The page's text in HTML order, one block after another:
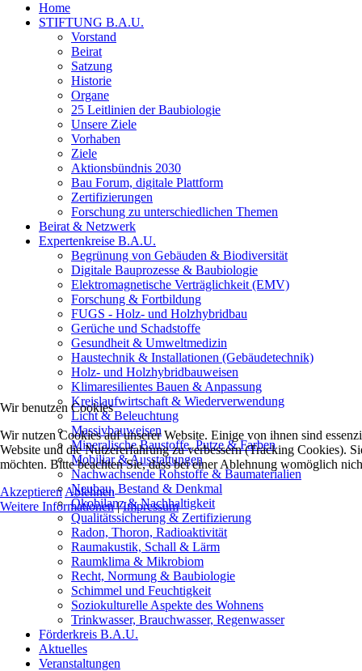
Home
STIFTUNG B.A.U.
Vorstand
Beirat
Satzung
Historie
Organe
25 Leitlinien der Baubiologie
Unsere Ziele
Vorhaben
Ziele
Aktionsbündnis 2030
Bau Forum, digitale Plattform
Zertifizierungen
Forschung zu unterschiedlichen Themen
Beirat & Netzwerk
Expertenkreise B.A.U.
Begrünung von Gebäuden & Biodiversität
Digitale Bauprozesse & Baubiologie
Elektromagnetische Verträglichkeit (EMV)
Forschung & Fortbildung
FUGS - Holz- und Holzhybridbau
Gerüche und Schadstoffe
Gesundheit & Umweltmedizin
Haustechnik & Installationen (Gebäudetechnik)
Holz- und Holzhybridbauweisen
Klimaresilientes Bauen & Anpassung
Kreislaufwirtschaft & Wiederverwendung
Licht & Beleuchtung
Massivbauweisen
Mineralische Baustoffe, Putze & Farben
Mobiliar & Ausstattungen
Nachwachsende Rohstoffe & Baumaterialien
Neubau, Bestand & Denkmal
Ökobilanz & Nachhaltigkeit
Qualitätssicherung & Zertifizierung
Radon, Thoron, Radioaktivität
Raumakustik, Schall & Lärm
Raumklima & Mikrobiom
Recht, Normung & Baubiologie
Schimmel und Feuchtigkeit
Soziokulturelle Aspekte des Wohnens
Trinkwasser, Brauchwasser, Regenwasser
Förderkreis B.A.U.
Aktuelles
Veranstaltungen
Wir benutzen Cookies
Wir nutzen Cookies auf unserer Website. Einige von ihnen sind
Website und die Nutzererfahrung zu verbessern (Tracking Cookies).
möchten. Bitte beachten Sie, dass bei einer Ablehnung womöglich
Akzeptieren Ablehnen
Weitere Informationen|Impressum